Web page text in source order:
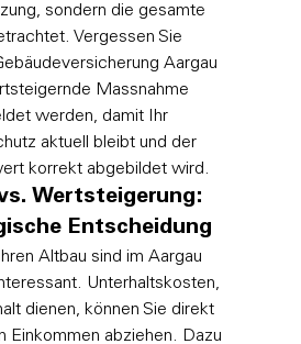
sondern die gesamte
Vergessen Sie
Aargau
Massnahme
werden, damit Ihr
aktuell bleibt und der
korrekt abgebildet wird.
Wertsteigerung:
Entscheidung
Altbau sind im Aargau
Unterhaltskosten,
dienen, können Sie direkt
Einkommen abziehen. Dazu